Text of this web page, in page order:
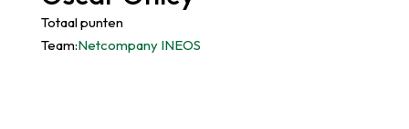
Totaal punten
Team:Netcompany INEOS